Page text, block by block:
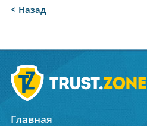
< Назад
Главная